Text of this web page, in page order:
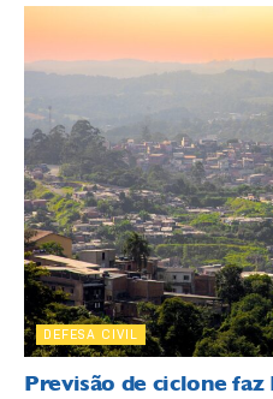
DEFESA CIVIL
Previsão de ciclone